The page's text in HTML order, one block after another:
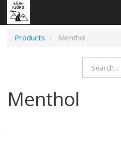
Products
Menthol
Menthol